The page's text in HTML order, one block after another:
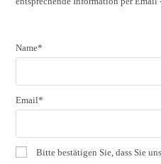
Name*
Email*
Bitte bestätigen Sie, dass Sie